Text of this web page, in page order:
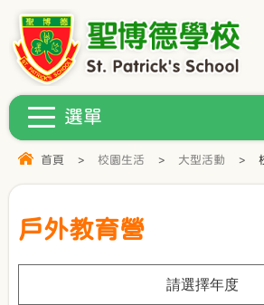
首頁 > 校園生活 > 大型活動 >
戶外教育營
請選擇年度